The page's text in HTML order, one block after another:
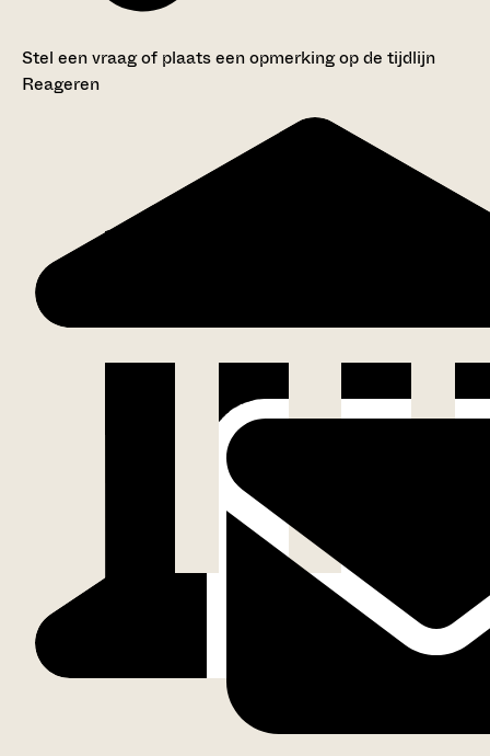
Stel een vraag of plaats een opmerking op de tijdlijn
Reageren